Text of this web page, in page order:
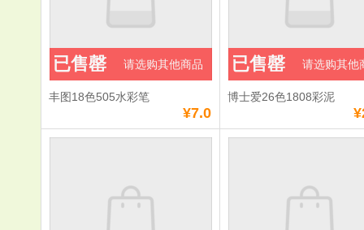
丰图18色505水彩笔
¥7.0
已售罄 请选购其他商品
博士爱26色1808彩泥
已售罄 请选购其他